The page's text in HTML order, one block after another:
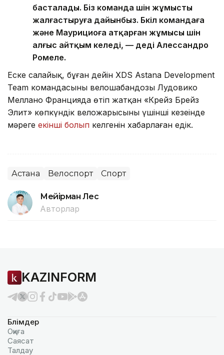
басталады. Біз команда үшін жұмысты
жалғастыруға дайынбыз. Бүкіл командаға
және Маурициоға атқарған жұмысы үшін
алғыс айтқым келеді, — деді Алессандро
Ромеле.
Еске салайық, бұған дейін XDS Astana Development
Team командасының велошабандозы Лудовико
Меллано Францияда өтіп жатқан «Крейз Брейз
Элит» көпкүндік веложарысының үшінші кезеңінде
мәреге екінші болып келгенін хабарлаған едік.
Астана Велоспорт Спорт
Мейірман Лес
Авторлар
KAZINFORM
Бөлімдер
Оқиға
Саясат
Талдау